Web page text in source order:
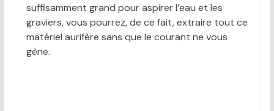
suffisamment grand pour aspirer l’eau et les
graviers, vous pourrez, de ce fait, extraire tout ce
matériel aurifère sans que le courant ne vous
gêne.